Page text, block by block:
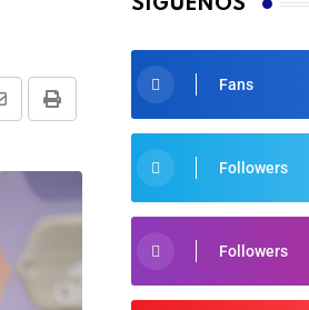
Fans
Followers
Followers